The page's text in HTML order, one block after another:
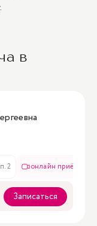
.
в
2 онлайн приём
Записаться